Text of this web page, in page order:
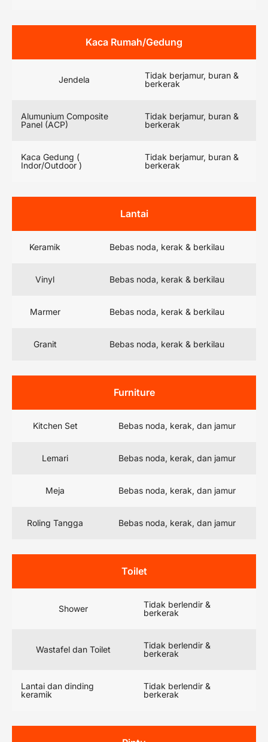
Kaca Rumah/Gedung
Jendela
Tidak berjamur, buran &
berkerak
Alumunium Composite
Panel (ACP)
Tidak berjamur, buran &
berkerak
Kaca Gedung (
Indor/Outdoor )
Tidak berjamur, buran &
berkerak
Lantai
Keramik Bebas noda, kerak & berkilau
Vinyl Bebas noda, kerak & berkilau
Marmer Bebas noda, kerak & berkilau
Granit Bebas noda, kerak & berkilau
Furniture
Kitchen Set Bebas noda, kerak, dan jamur
Lemari Bebas noda, kerak, dan jamur
Meja Bebas noda, kerak, dan jamur
Roling Tangga Bebas noda, kerak, dan jamur
Toilet
Shower
Tidak berlendir &
berkerak
Wastafel dan Toilet
Tidak berlendir &
berkerak
Lantai dan dinding
keramik
Tidak berlendir &
berkerak